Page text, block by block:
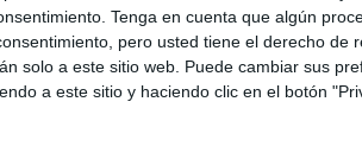
Tenga en cuenta que algún
pero usted tiene el derecho de
solo a este sitio web. Puede cambiar sus
a este sitio y haciendo clic en el botón
suelos, cuando las circunstancias
de conseguir un mayor nivel de
aplicará el barrido húmedo,